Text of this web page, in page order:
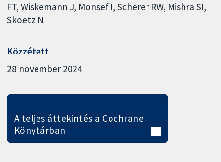
FT Wiskemann J Monsef I Scherer RW Mishra SI
Skoetz N
Közzétett
28 november 2024
A teljes áttekintés a Cochrane
Könytárban